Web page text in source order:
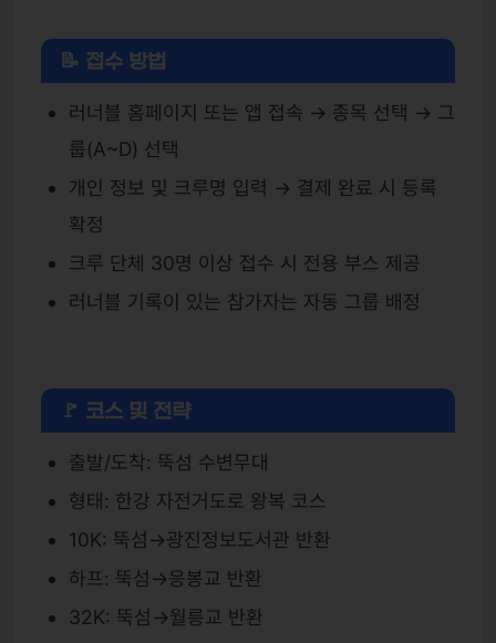
📝 접수 방법
러너블 홈페이지 또는 앱 접속 → 종목 선택 → 그
룹(A~D) 선택
개인 정보 및 크루명 입력 → 결제 완료 시 등록
확정
크루 단체 30명 이상 접수 시 전용 부스 제공
러너블 기록이 있는 참가자는 자동 그룹 배정
🚩 코스 및 전략
출발/도착: 뚝섬 수변무대
형태: 한강 자전거도로 왕복 코스
10K: 뚝섬→광진정보도서관 반환
하프: 뚝섬→응봉교 반환
32K: 뚝섬→월릉교 반환